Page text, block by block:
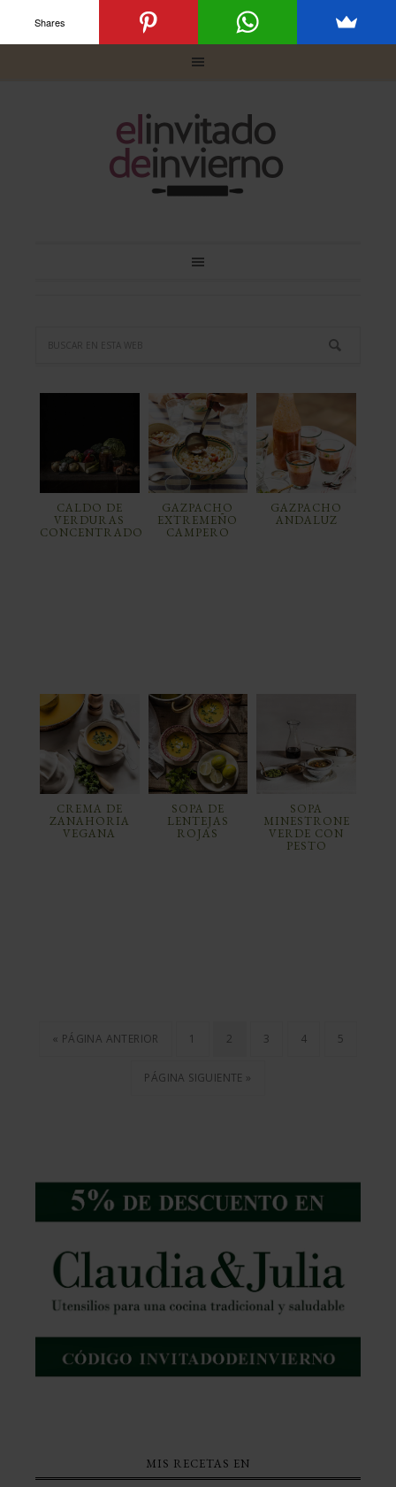
CALDO DE
VERDURAS
CONCENTRADO
GAZPACHO
EXTREMEÑO
CAMPERO
GAZPACHO
ANDALUZ
CREMA DE
ZANAHORIA
VEGANA
SOPA DE
LENTEJAS
ROJAS
SOPA
MINESTRONE
VERDE CON
PESTO
« PÁGINA ANTERIOR 1 2 3 4 5
PÁGINA SIGUIENTE »
MIS RECETAS EN
Shares